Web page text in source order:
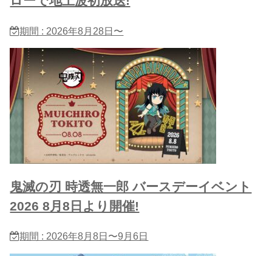
期間 : 2026年8月28日〜
鬼滅の刃 時透無一郎 バースデーイベント
2026 8月8日より開催!
期間 : 2026年8月8日〜9月6日